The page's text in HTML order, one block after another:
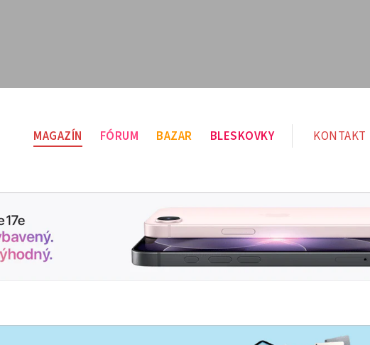
MAGAZÍN FÓRUM BAZAR BLESKOVKY KONTAKT